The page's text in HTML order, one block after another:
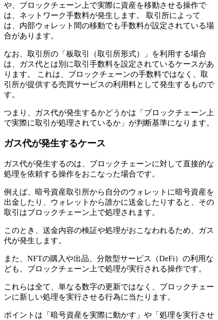
や、ブロックチェーン上で実際に資産を移動させる操作で
は、ネットワーク手数料が発生します。 取引所によって
は、内部ウォレット間の移動でも手数料が設定されている場
合があります。
なお、取引所の「板取引（取引所形式）」を利用する場合
は、ガス代とは別に取引手数料を設定されているケースがあ
ります。 これは、ブロックチェーンの手数料ではなく、取
引所が提供する売買サービスの利用料として発生するもので
す。
つまり、ガス代が発生するかどうかは「ブロックチェーン上
で実際に取引が処理されているか」が判断基準になります。
ガス代が発生するケース
ガス代が発生するのは、ブロックチェーンに対して直接的な
処理を依頼する操作をおこなった場合です。
例えば、暗号資産取引所から自分のウォレットに暗号資産を
出金したり、ウォレットから誰かに送金したりすると、その
取引はブロックチェーン上で処理されます。
このとき、送金内容の検証や処理がおこなわれるため、ガス
代が発生します。
また、NFTの購入や出品、分散型サービス（DeFi）の利用な
ども、ブロックチェーン上で処理が実行される操作です。
これらは全て、単なる数字の更新ではなく、ブロックチェー
ンに新しい処理を実行させる行為に当たります。
ポイントは「暗号資産を実際に動かす」や「処理を実行させ